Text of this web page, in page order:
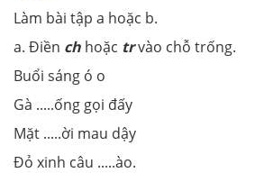
Làm bài tập a hoặc b.
a. Điền ch hoặc trvào chỗ trống.
Buổi sáng ó o
Gà .....ống gọi đấy
Mặt .....ời mau dậy
Đỏ xinh câu .....ào.